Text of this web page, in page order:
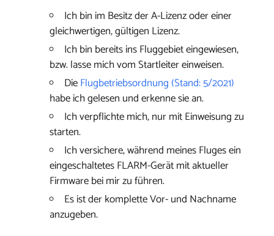
Ich bin im Besitz der A-Lizenz oder einer
gleichwertigen, gültigen Lizenz.
Ich bin bereits ins Fluggebiet eingewiesen,
bzw. lasse mich vom Startleiter einweisen.
DieFlugbetriebsordnung (Stand: 5/2021)
habe ich gelesen und erkenne sie an.
Ich verpflichte mich, nur mit Einweisung zu
starten.
Ich versichere, während meines Fluges ein
eingeschaltetes FLARM-Gerät mit aktueller
Firmware bei mir zu führen.
Es ist der komplette Vor- und Nachname
anzugeben.